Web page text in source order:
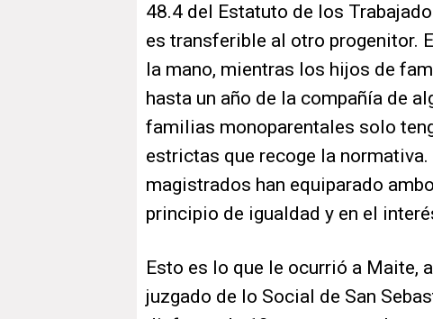
48.4 del Estatuto de los
es transferible al otro progenitor.
la mano, mientras los hijos de
hasta un año de la compañía de
familias monoparentales solo
estrictas que recoge la
magistrados han equiparado
principio de igualdad y en el
Esto es lo que le ocurrió a Maite,
juzgado de lo Social de San